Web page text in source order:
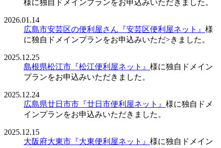
様に独自ドメインプランをお申込みいただきました。
2026.01.14
広島市安芸区の便利屋さん『安芸区便利屋ネット』 様
に独自ドメインプランをお申込みいただ>きました。
2025.12.25
島根県松江市『松江便利屋ネット』 様に独自ドメイン
プランをお申込みいただきました。
2025.12.24
広島県廿日市市『廿日市便利屋ネット』 様に独自ドメ
インプランをお申込みいただきました。
2025.12.15
大阪府大東市『大東便利屋ネット』 様に独自ドメイン